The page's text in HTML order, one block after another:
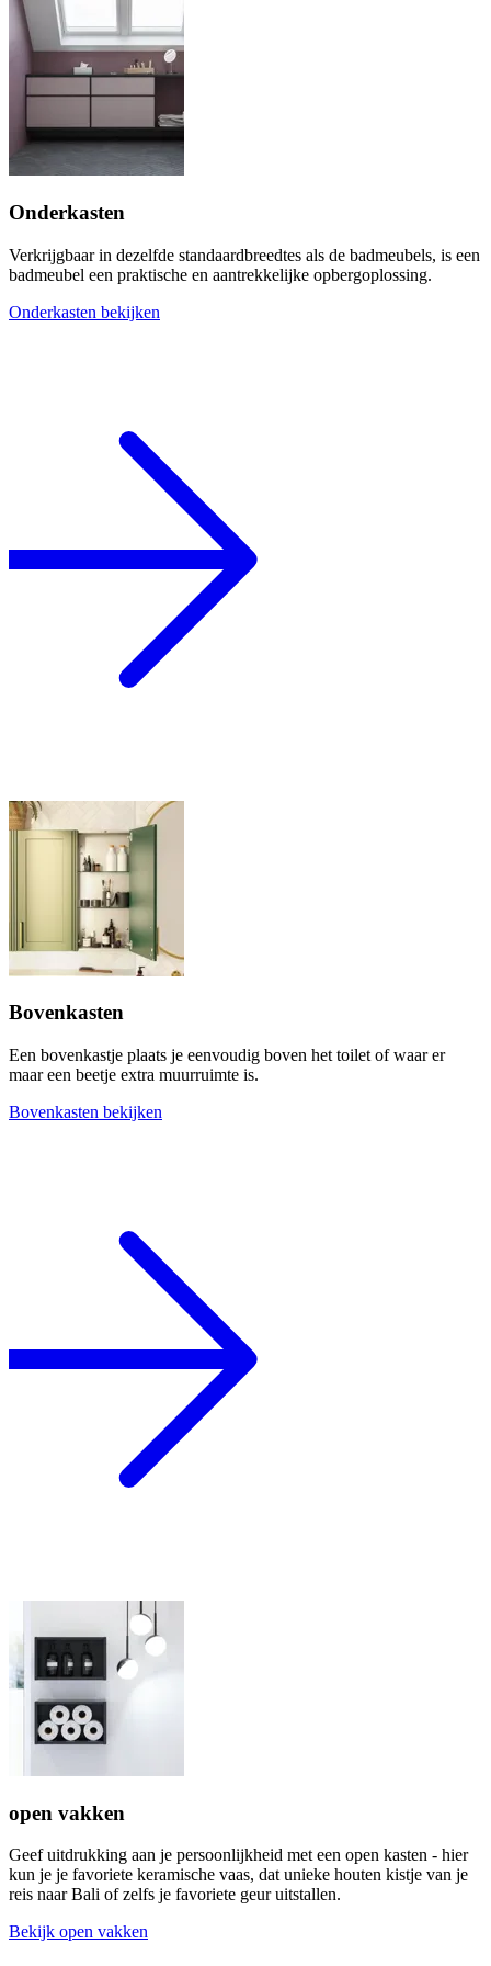
Onderkasten
Verkrijgbaar in dezelfde standaardbreedtes als de badmeubels, is een
badmeubel een praktische en aantrekkelijke opbergoplossing.
Onderkasten bekijken
Bovenkasten
Een bovenkastje plaats je eenvoudig boven het toilet of waar er
maar een beetje extra muurruimte is.
Bovenkasten bekijken
open vakken
Geef uitdrukking aan je persoonlijkheid met een open kasten - hier
kun je je favoriete keramische vaas, dat unieke houten kistje van je
reis naar Bali of zelfs je favoriete geur uitstallen.
Bekijk open vakken